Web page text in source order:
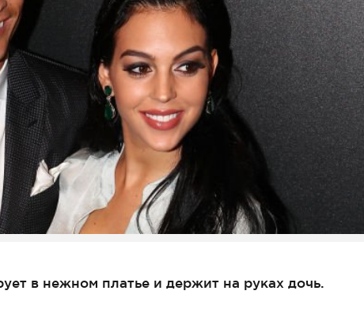
в нежном платье и держит на руках дочь.